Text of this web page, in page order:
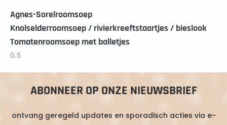
Agnes-Sorelroomsoep
Knolselderroomsoep / rivierkreeftstaartjes / bieslook
Tomatenroomsoep met balletjes
ABONNEER OP ONZE NIEUWSBRIEF
ontvang geregeld updates en sporadisch acties via e-